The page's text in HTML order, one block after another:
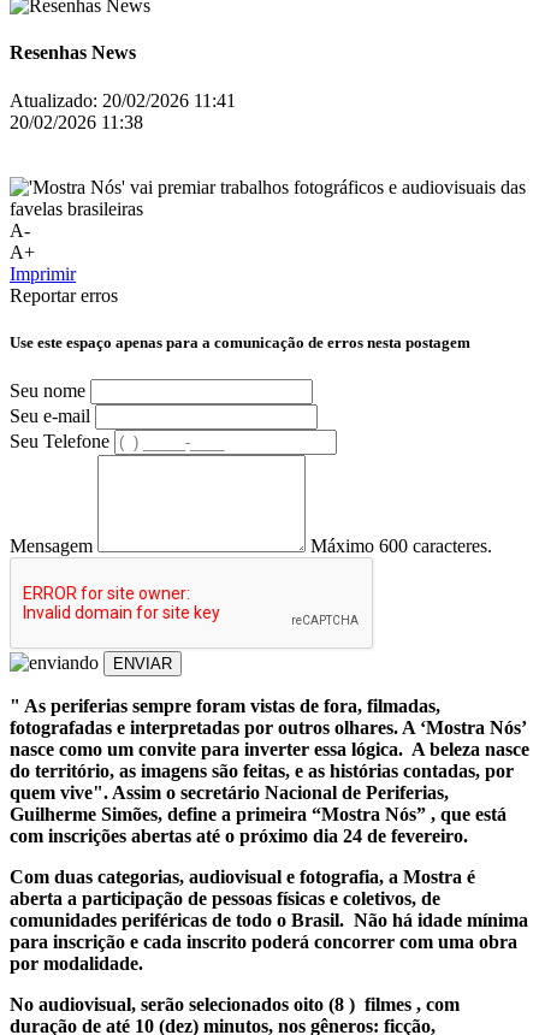
Resenhas News
Atualizado: 20/02/2026 11:41
20/02/2026 11:38
A-
A+
Imprimir
Reportar erros
Use este espaço apenas para a comunicação de erros nesta postagem
Seu nome
Seu e-mail
Seu Telefone
Mensagem Máximo 600 caracteres.
ENVIAR
" As periferias sempre foram vistas de fora, filmadas,
fotografadas e interpretadas por outros olhares. A ‘Mostra Nós’
nasce como um convite para inverter essa lógica. A beleza nasce
do território, as imagens são feitas, e as histórias contadas, por
quem vive". Assim o secretário Nacional de Periferias,
Guilherme Simões, define a primeira “Mostra Nós” , que está
com inscrições abertas até o próximo dia 24 de fevereiro.
Com duas categorias, audiovisual e fotografia, a Mostra é
aberta a participação de pessoas físicas e coletivos, de
comunidades periféricas de todo o Brasil. Não há idade mínima
para inscrição e cada inscrito poderá concorrer com uma obra
por modalidade.
No audiovisual, serão selecionados oito (8 ) filmes , com
duração de até 10 (dez) minutos, nos gêneros: ficção,